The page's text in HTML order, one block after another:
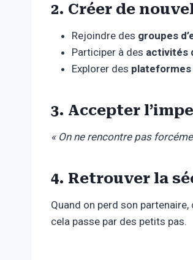
2. Créer de
Rejoindre des groupes
Participer à des activités
Explorer des
3. Accepter
« On ne rencontre pas
4. Retrouver la
Quand on perd son
cela passe par des petits pas.